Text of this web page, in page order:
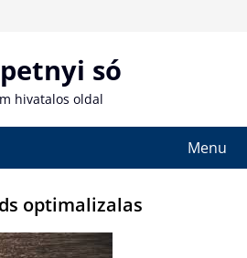
só
hivatalos oldal
Menu
optimalizalas